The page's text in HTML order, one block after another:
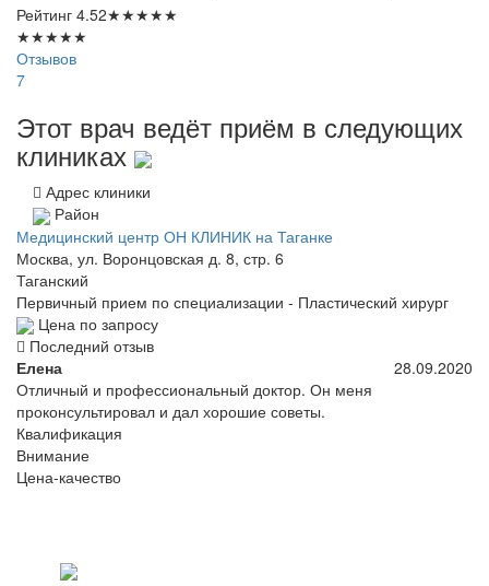
Рейтинг 4.52★★★★★
★★★★★
Отзывов
7
Этот врач ведёт приём в следующих
клиниках
Адрес клиники
Район
Медицинский центр ОН КЛИНИК на Таганке
Москва, ул. Воронцовская д. 8, стр. 6
Таганский
Первичный прием по специализации - Пластический хирург
Цена по запросу
Последний отзыв
Елена
28.09.2020
Отличный и профессиональный доктор. Он меня
проконсультировал и дал хорошие советы.
Квалификация
Внимание
Цена-качество